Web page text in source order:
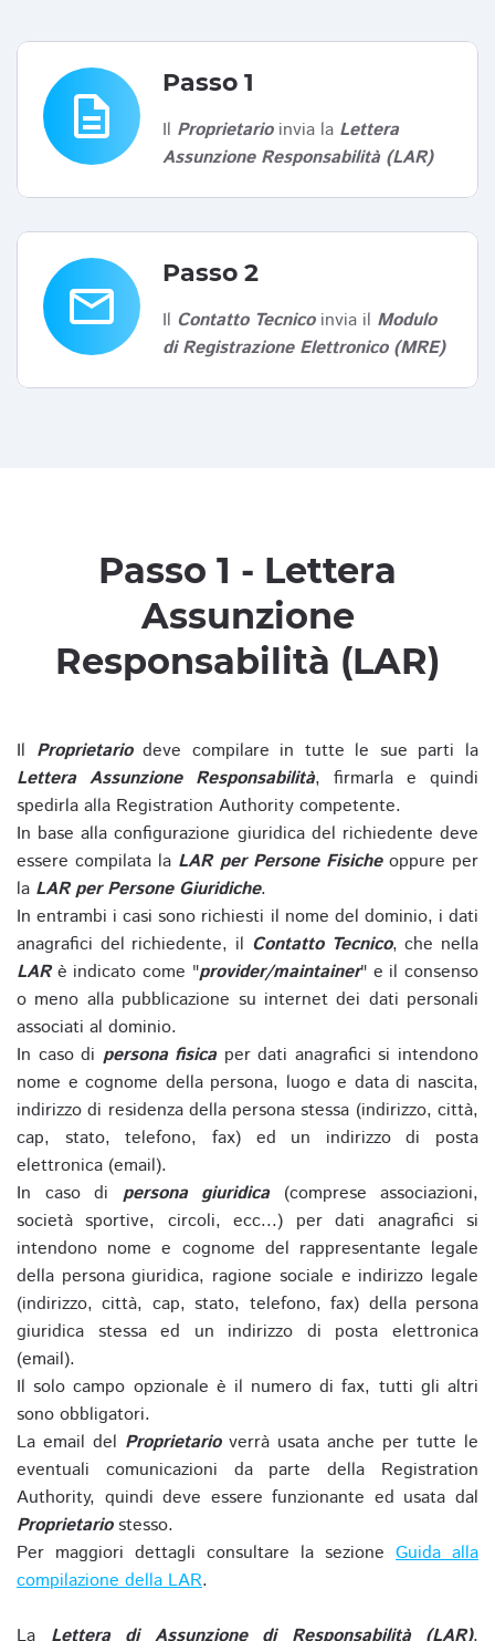
description
Passo 1
Il Proprietarioinvia la Lettera
Assunzione Responsabilità (LAR)
email
Passo 2
Il Contatto Tecnicoinvia il Modulo
di Registrazione Elettronico (MRE)
Passo 1 - Lettera
Assunzione
Responsabilità (LAR)
Il Proprietariodeve compilare in tutte le sue parti la
Lettera Assunzione Responsabilità, firmarla e quindi
spedirla alla Registration Authority competente.
In base alla configurazione giuridica del richiedente deve
essere compilata la LAR per Persone Fisicheoppure per
la LAR per Persone Giuridiche.
In entrambi i casi sono richiesti il nome del dominio, i dati
anagrafici del richiedente, il Contatto Tecnico, che nella
LARè indicato come "provider/maintainer" e il consenso
o meno alla pubblicazione su internet dei dati personali
associati al dominio.
In caso di persona fisicaper dati anagrafici si intendono
nome e cognome della persona, luogo e data di nascita,
indirizzo di residenza della persona stessa (indirizzo, città,
cap, stato, telefono, fax) ed un indirizzo di posta
elettronica (email).
In caso di persona giuridica(comprese associazioni,
società sportive, circoli, ecc...) per dati anagrafici si
intendono nome e cognome del rappresentante legale
della persona giuridica, ragione sociale e indirizzo legale
(indirizzo, città, cap, stato, telefono, fax) della persona
giuridica stessa ed un indirizzo di posta elettronica
(email).
Il solo campo opzionale è il numero di fax, tutti gli altri
sono obbligatori.
La email del Proprietarioverrà usata anche per tutte le
eventuali comunicazioni da parte della Registration
Authority, quindi deve essere funzionante ed usata dal
Proprietariostesso.
Per maggiori dettagli consultare la sezione Guida alla
compilazione della LAR.